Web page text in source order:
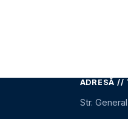
ADRESĂ //
Str.